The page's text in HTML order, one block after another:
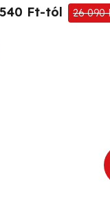
Ft-tól 26 090